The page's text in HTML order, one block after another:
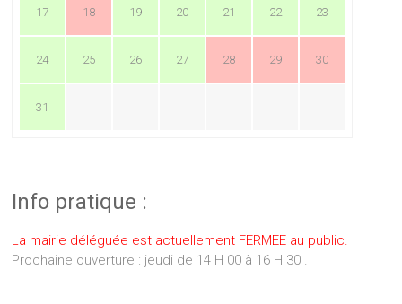
17 18 19 20 21 22 23
24 25 26 27 28 29 30
31
Info pratique :
La mairie déléguée est actuellement FERMEE au public.
Prochaine ouverture : jeudi de 14 H 00 à 16 H 30 .